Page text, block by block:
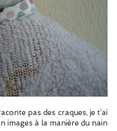
pas des craques, je t’ai
images à la manière du nain